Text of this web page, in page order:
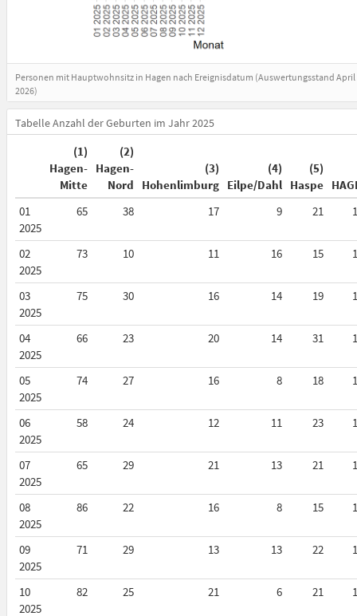
Personen mit Hauptwohnsitz in Hagen nach Ereignisdatum (Auswertungsstand April
2026)
Tabelle Anzahl der Geburten im Jahr 2025
(1)
Hagen-
Mitte
(2)
Hagen-
Nord
(3)
Hohenlimburg
(4)
Eilpe/Dahl
(5)
Haspe
01
2025
65 38 17 9 21
02
2025
73 10 11 16 15
03
2025
75 30 16 14 19
04
2025
66 23 20 14 31
05
2025
74 27 16 8 18
06
2025
58 24 12 11 23
07
2025
65 29 21 13 21
08
2025
86 22 16 8 15
09
2025
71 29 13 13 22
10
2025
82 25 21 6 21